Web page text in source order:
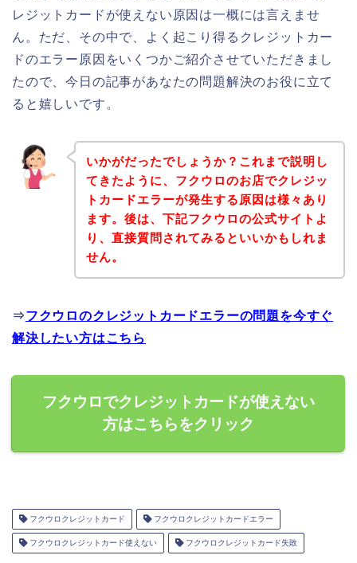
レジットカードが使えない原因は一概には言えませ
ん。ただ、その中で、よく起こり得るクレジットカー
ドのエラー原因をいくつかご紹介させていただきまし
たので、今日の記事があなたの問題解決のお役に立て
ると嬉しいです。
いかがだったでしょうか？これまで説明し
てきたように、フクウロのお店でクレジッ
トカードエラーが発生する原因は様々あり
ます。後は、下記フクウロの公式サイトよ
り、直接質問されてみるといいかもしれま
せん。
⇒フクウロのクレジットカードエラーの問題を今すぐ
解決したい方はこちら
フクウロでクレジットカードが使えない
方はこちらをクリック
フクウロクレジットカード フクウロクレジットカードエラー
フクウロクレジットカード使えない フクウロクレジットカード失敗